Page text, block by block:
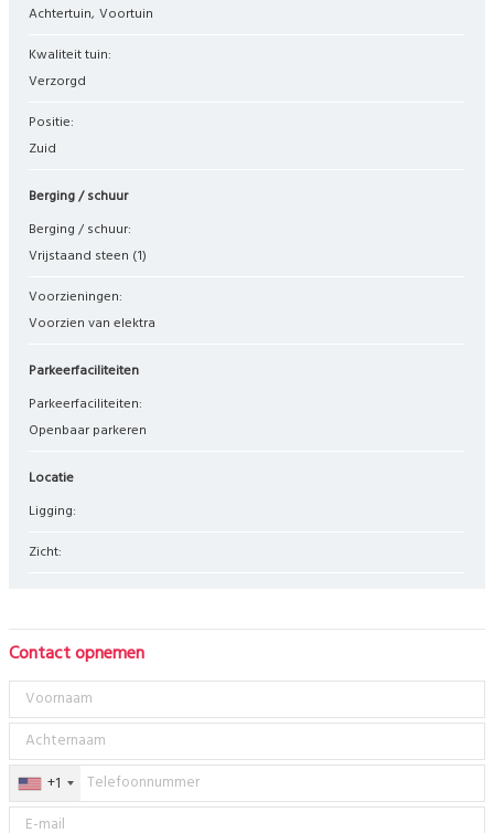
Achtertuin Voortuin
Kwaliteit tuin:
Verzorgd
Positie:
Zuid
Berging / schuur
Berging / schuur:
Vrijstaand steen (1)
Voorzieningen:
Voorzien van elektra
Parkeerfaciliteiten
Parkeerfaciliteiten:
Openbaar parkeren
Locatie
Ligging:
Zicht:
Contact opnemen
+1